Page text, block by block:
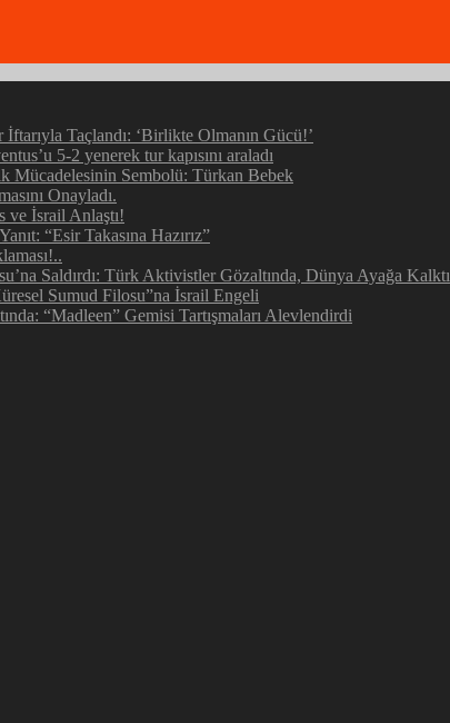
İftarıyla Taçlandı: ‘Birlikte Olmanın Gücü!’
5-2 yenerek tur kapısını araladı
Mücadelesinin Sembolü: Türkan Bebek
Onayladı.
ve İsrail Anlaştı!
“Esir Takasına Hazırız”
Saldırdı: Türk Aktivistler Gözaltında, Dünya Ayağa Kalktı
Sumud Filosu”na İsrail Engeli
“Madleen” Gemisi Tartışmaları Alevlendirdi